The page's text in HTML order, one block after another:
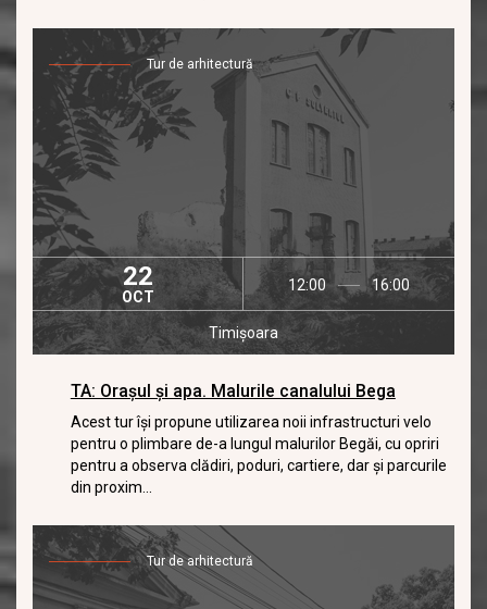
Tur de arhitectură
22
OCT
12:00 16:00
Timișoara
TA: Orașul și apa. Malurile canalului Bega
Acest tur îşi propune utilizarea noii infrastructuri velo
pentru o plimbare de-a lungul malurilor Begăi, cu opriri
pentru a observa clădiri, poduri, cartiere, dar şi parcurile
din proxim...
Tur de arhitectură